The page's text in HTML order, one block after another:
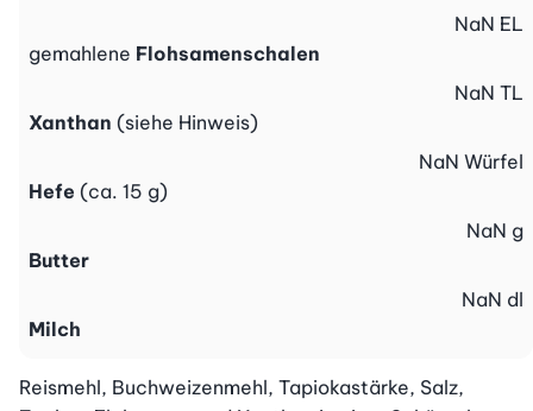
gemahlene Flohsamenschalen
NaN EL
Xanthan (siehe Hinweis)
NaN TL
Hefe (ca. 15 g)
NaN Würfel
Butter
NaN g
Milch
NaN dl
Reismehl, Buchweizenmehl, Tapiokastärke, Salz,